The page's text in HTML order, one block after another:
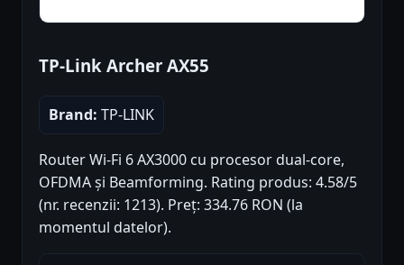
TP-Link Archer AX55
Brand: TP-LINK
Router Wi-Fi 6 AX3000 cu procesor dual-core,
OFDMA și Beamforming. Rating produs: 4.58/5
(nr. recenzii: 1213). Preț: 334.76 RON (la
momentul datelor).